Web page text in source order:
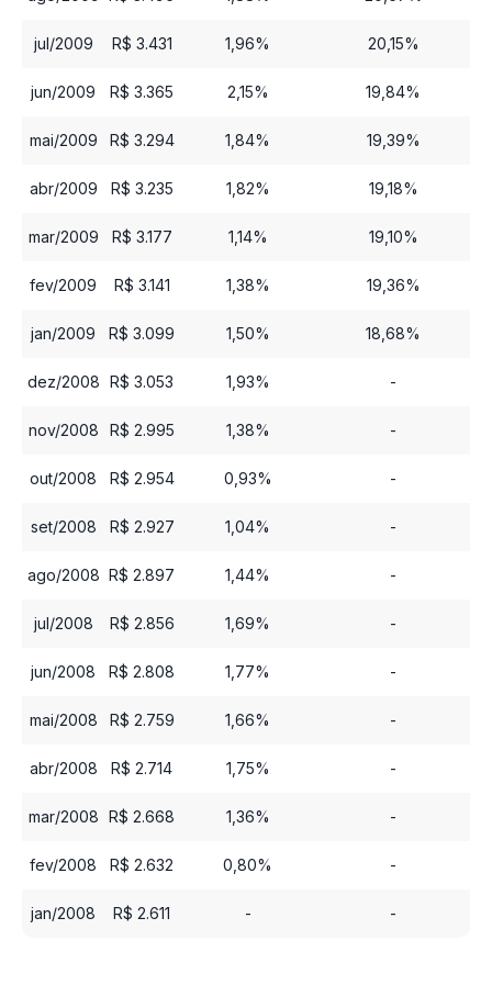
jul/2009 R$ 3.431 1,96% 20,15%
jun/2009 R$ 3.365 2,15% 19,84%
mai/2009 R$ 3.294 1,84% 19,39%
abr/2009 R$ 3.235 1,82% 19,18%
mar/2009 R$ 3.177 1,14% 19,10%
fev/2009 R$ 3.141 1,38% 19,36%
jan/2009 R$ 3.099 1,50% 18,68%
dez/2008 R$ 3.053 1,93% -
nov/2008 R$ 2.995 1,38% -
out/2008 R$ 2.954 0,93% -
set/2008 R$ 2.927 1,04% -
ago/2008 R$ 2.897 1,44% -
jul/2008 R$ 2.856 1,69% -
jun/2008 R$ 2.808 1,77% -
mai/2008 R$ 2.759 1,66% -
abr/2008 R$ 2.714 1,75% -
mar/2008 R$ 2.668 1,36% -
fev/2008 R$ 2.632 0,80% -
jan/2008 R$ 2.611 - -